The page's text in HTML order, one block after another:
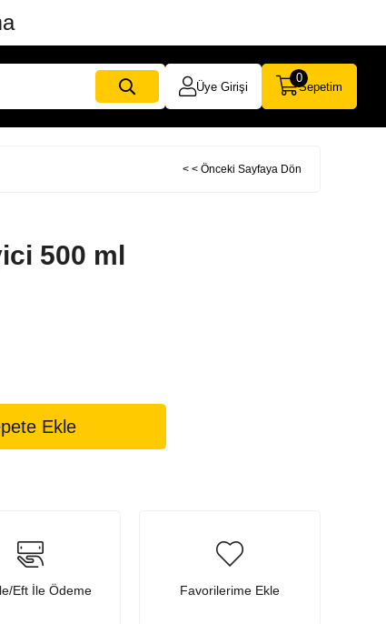
Üye Girişi Sepetim
0
< < Önceki Sayfaya Dön
500 ml
Eft İle Ödeme Favorilerime Ekle